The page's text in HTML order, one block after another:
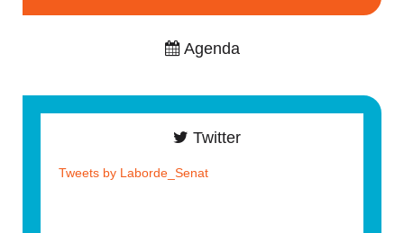
Agenda
Twitter
Tweets by Laborde_Senat